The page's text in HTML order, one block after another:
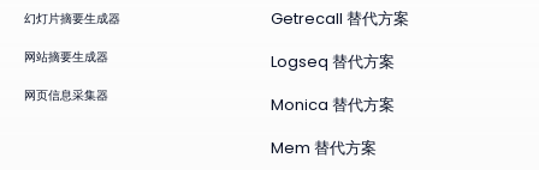
幻灯片摘要生成器
网站摘要生成器
网页信息采集器
Getrecall 替代方案
Logseq 替代方案
Monica 替代方案
Mem 替代方案